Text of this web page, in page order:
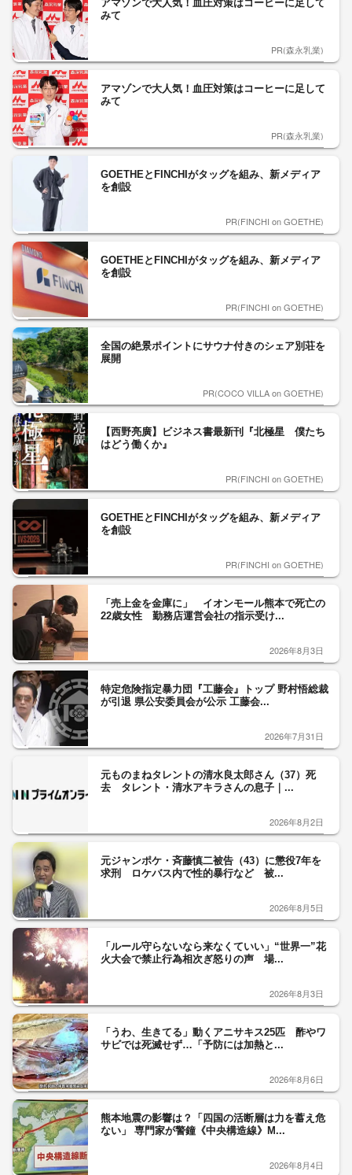
アマゾンで大人気！血圧対策はコーヒーに足して
みて
PR(森永乳業)
アマゾンで大人気！血圧対策はコーヒーに足して
みて
PR(森永乳業)
GOETHEとFINCHIがタッグを組み、新メディア
を創設
PR(FINCHI on GOETHE)
GOETHEとFINCHIがタッグを組み、新メディア
を創設
PR(FINCHI on GOETHE)
全国の絶景ポイントにサウナ付きのシェア別荘を
展開
PR(COCO VILLA on GOETHE)
【西野亮廣】ビジネス書最新刊『北極星 僕たち
はどう働くか』
PR(FINCHI on GOETHE)
GOETHEとFINCHIがタッグを組み、新メディア
を創設
PR(FINCHI on GOETHE)
「売上金を金庫に」 イオンモール熊本で死亡の
22歳女性 勤務店運営会社の指示受け...
2026年8月3日
特定危険指定暴力団『工藤会』トップ 野村悟総裁
が引退 県公安委員会が公示 工藤会...
2026年7月31日
元ものまねタレントの清水良太郎さん（37）死
去 タレント・清水アキラさんの息子｜...
2026年8月2日
元ジャンポケ・斉藤慎二被告（43）に懲役7年を
求刑 ロケバス内で性的暴行など 被...
2026年8月5日
「ルール守らないなら来なくていい」“世界一”花
火大会で禁止行為相次ぎ怒りの声 場...
2026年8月3日
「うわ、生きてる」動くアニサキス25匹 酢やワ
サビでは死滅せず…「予防には加熱と...
2026年8月6日
熊本地震の影響は？「四国の活断層は力を蓄え危
ない」 専門家が警鐘《中央構造線》M...
2026年8月4日